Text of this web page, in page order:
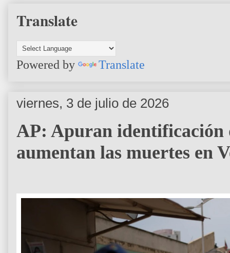
Translate
Powered by Translate
viernes, 3 de julio de 2026
AP: Apuran identificación
aumentan las muertes en